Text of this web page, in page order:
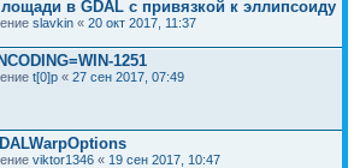
в GDAL с привязкой к эллипсоиду
slavkin « 20 окт 2017, 11:37
1251
t[0]p « 27 сен 2017, 07:49
viktor1346 « 19 сен 2017, 10:47